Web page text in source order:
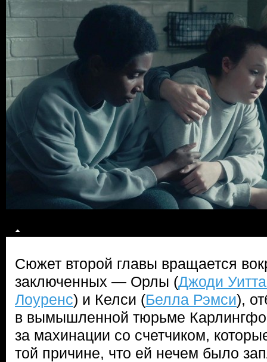
Сюжет второй главы вращается
заключенных — Орлы (Джоди
Лоуренс) и Келси (Белла Рэмси),
в вымышленной тюрьме
за махинации со счетчиком,
той причине, что ей нечем было